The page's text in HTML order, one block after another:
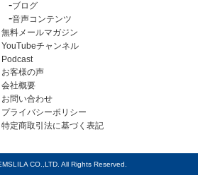
ブログ
音声コンテンツ
無料メールマガジン
YouTubeチャンネル
Podcast
お客様の声
会社概要
お問い合わせ
プライバシーポリシー
特定商取引法に基づく表記
CO.,LTD. All Rights Reserved.